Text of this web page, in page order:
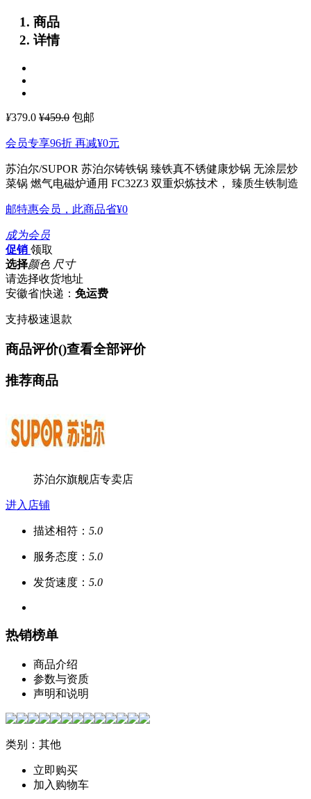
商品
详情
¥379.0 ¥459.0 包邮
会员专享96折 再减¥0元
苏泊尔/SUPOR 苏泊尔铸铁锅 臻铁真不锈健康炒锅 无涂层炒
菜锅 燃气电磁炉通用 FC32Z3 双重炽炼技术， 臻质生铁制造
邮特惠会员，此商品省¥0
成为会员
促销 领取
选择颜色 尺寸
请选择收货地址
安徽省|快递： 免运费
支持极速退款
商品评价()查看全部评价
推荐商品
苏泊尔旗舰店专卖店
进入店铺
描述相符： 5.0
服务态度： 5.0
发货速度： 5.0
热销榜单
商品介绍
参数与资质
声明和说明
类别：其他
立即购买
加入购物车